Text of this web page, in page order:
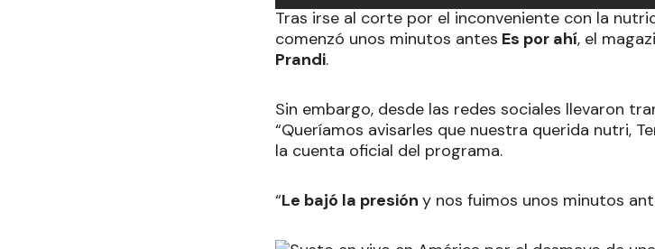
Tras irse al corte por el inconveniente con la
comenzó unos minutos antes Es por ahí, el
Prandi.
Sin embargo, desde las redes sociales llevaron
“Queríamos avisarles que nuestra querida nutri,
la cuenta oficial del programa.
“Le bajó la presión y nos fuimos unos minutos